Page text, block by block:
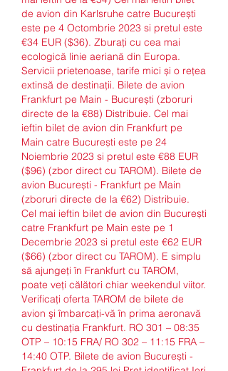
de avion din Karlsruhe catre București
este pe 4 Octombrie 2023 si pretul este
€34 EUR ($36). Zburați cu cea mai
ecologică linie aeriană din Europa.
Servicii prietenoase, tarife mici și o rețea
extinsă de destinații. Bilete de avion
Frankfurt pe Main - București (zboruri
directe de la €88) Distribuie. Cel mai
ieftin bilet de avion din Frankfurt pe
Main catre București este pe 24
Noiembrie 2023 si pretul este €88 EUR
($96) (zbor direct cu TAROM). Bilete de
avion București - Frankfurt pe Main
(zboruri directe de la €62) Distribuie.
Cel mai ieftin bilet de avion din București
catre Frankfurt pe Main este pe 1
Decembrie 2023 si pretul este €62 EUR
($66) (zbor direct cu TAROM). E simplu
să ajungeţi în Frankfurt cu TAROM,
poate veţi călători chiar weekendul viitor.
Verificaţi oferta TAROM de bilete de
avion şi îmbarcaţi-vă în prima aeronavă
cu destinaţia Frankfurt. RO 301 – 08:35
OTP – 10:15 FRA/ RO 302 – 11:15 FRA –
14:40 OTP. Bilete de avion București -